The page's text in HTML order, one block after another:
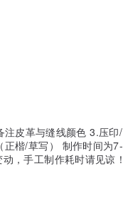
建议选深色系，皮革完美
皮革与缝线颜色 3.压印/
正楷/草写） 制作时间为7-
，手工制作耗时请见谅！